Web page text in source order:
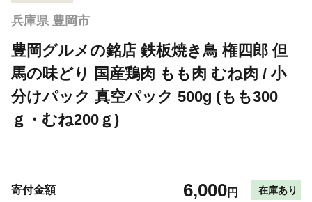
兵庫県 豊岡市
豊岡グルメの銘店 鉄板焼き鳥 権四郎 但
馬の味どり 国産鶏肉 もも肉 むね肉 / 小
分けパック 真空パック 500g (もも300
ｇ・むね200ｇ)
寄付金額 6,000円 在庫あり